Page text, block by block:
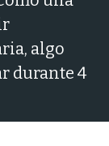
algo
durante 4